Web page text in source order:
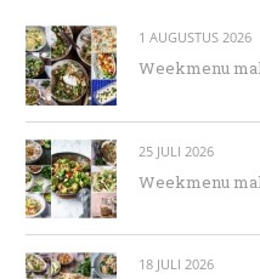
1 AUGUSTUS 2026
Weekmenu
25 JULI 2026
Weekmenu
18 JULI 2026